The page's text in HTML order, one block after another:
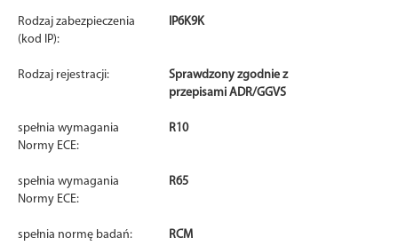
Rodzaj zabezpieczenia
(kod IP):
IP6K9K
Rodzaj rejestracji:
Sprawdzony zgodnie z
przepisami ADR/GGVS
spełnia wymagania
Normy ECE:
R10
spełnia wymagania
Normy ECE:
R65
spełnia normę badań: RCM